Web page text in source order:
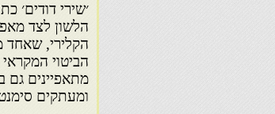
׳שירי דודים׳
הלשון לצד
הקלירי, שאחד
הביטוי המקראי
מתאפיינים גם
ומעתקים